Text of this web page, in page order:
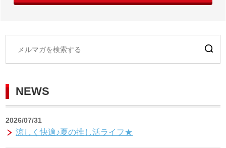
NEWS
2026/07/31
涼しく快適♪夏の推し活ライフ★